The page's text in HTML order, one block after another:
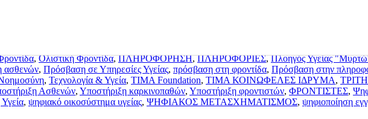
,Ολιστική Φροντίδα,ΠΛΗΡΟΦΟΡΗΣΗ,ΠΛΗΡΟΦΟΡΙΕΣ,Πλοηγός Υγείας
ασθενών, Πρόσβαση σε Υπηρεσίες Υγείας, πρόσβαση στη φροντίδα, Πρόσβαση στην
, Τεχνολογία & Υγεία, ΤΙΜΑ Foundation, ΤΙΜΑ ΚΟΙΝΩΦΕΛΕΣ ΙΔΡΥΜΑ,
Ασθενών, Υποστήριξη καρκινοπαθών, Υποστήριξη φροντιστών, ΦΡΟΝΤΙΣΤΕΣ,
, ψηφιακό οικοσύστημα υγείας, ΨΗΦΙΑΚΟΣ ΜΕΤΑΣΧΗΜΑΤΙΣΜΟΣ, ψηφιοποίηση